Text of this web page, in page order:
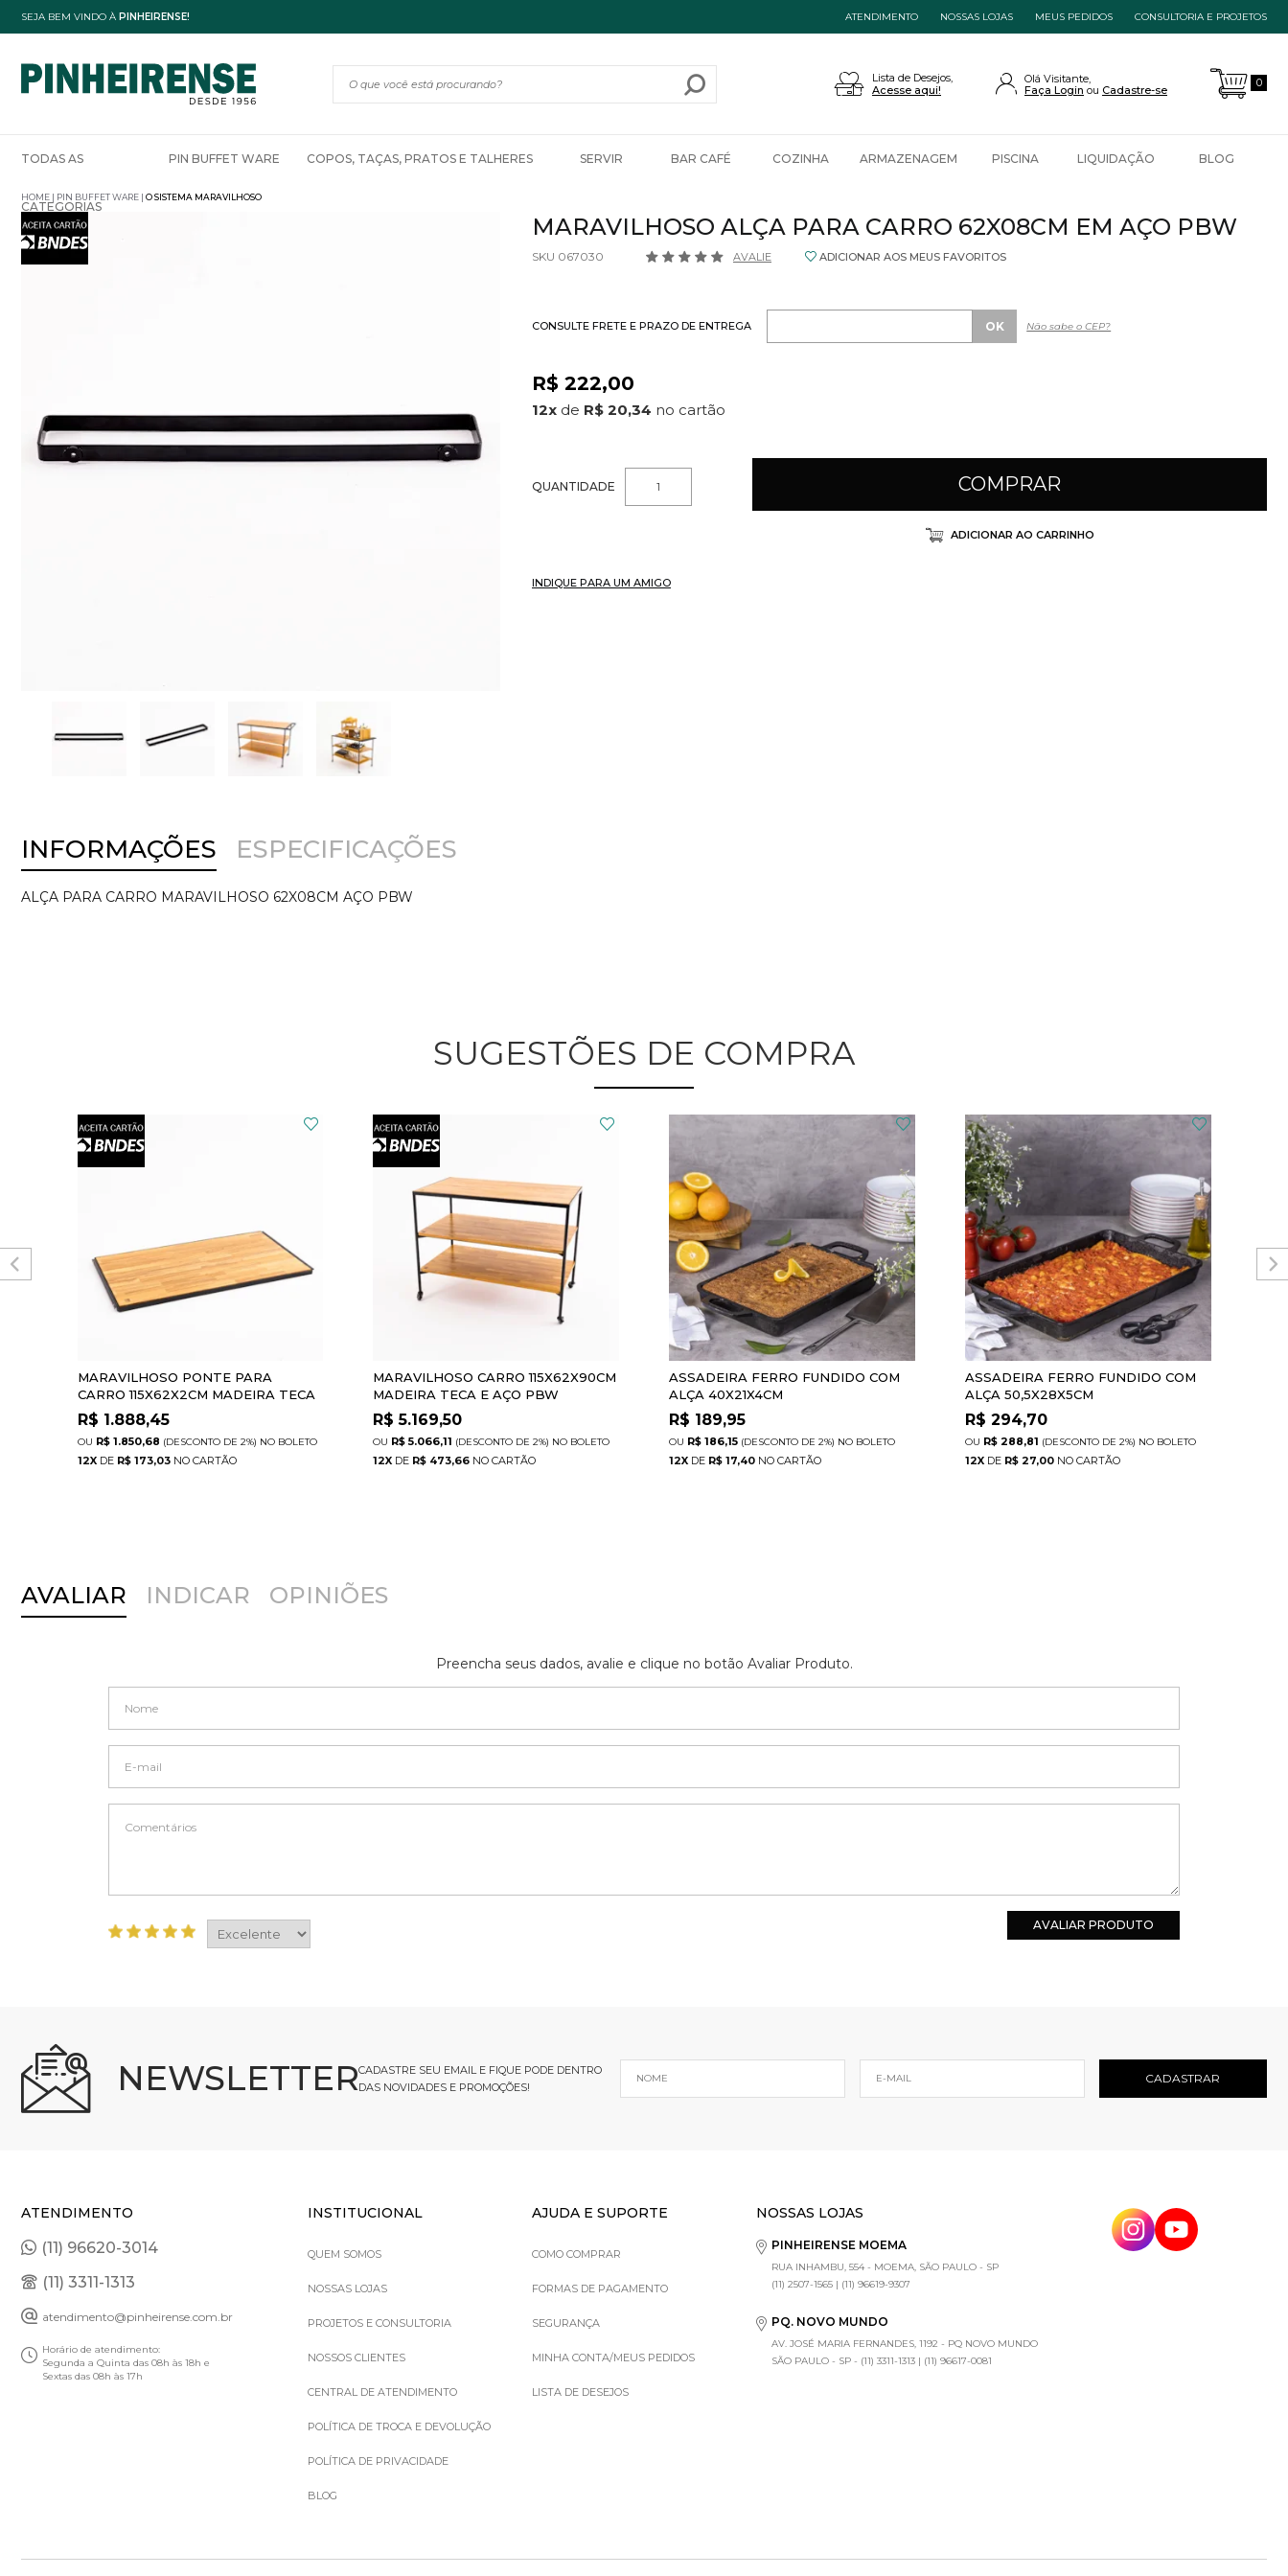
SEJA BEM VINDO À PINHEIRENSE! ATENDIMENTO NOSSAS LOJAS MEUS PEDIDOS CONSULTORIA E PROJETOS
0
Olá Visitante,
Faça Login
Cadastre-se
Lista de Desejos,
Acesse aqui!
TODAS AS
CATEGORIAS
PIN BUFFET WARE COPOS, TAÇAS, PRATOS E TALHERES SERVIR BAR CAFÉ COZINHA ARMAZENAGEM PISCINA LIQUIDAÇÃO BLOG
HOME PIN BUFFET WARE O SISTEMA MARAVILHOSO
MARAVILHOSO ALÇA PARA CARRO 62X08CM EM AÇO PBW
SKU 067030 AVALIE ADICIONAR AOS MEUS FAVORITOS
CONSULTE FRETE E PRAZO DE ENTREGA Não sabe o CEP?
R$ 222,00
12x de R$ 20,34
QUANTIDADE COMPRAR
ADICIONAR AO CARRINHO
INDIQUE PARA UM AMIGO
INFORMAÇÕES ESPECIFICAÇÕES
ALÇA PARA CARRO MARAVILHOSO 62X08CM AÇO PBW
SUGESTÕES DE COMPRA
MARAVILHOSO PONTE PARA
CARRO 115X62X2CM MADEIRA TECA
E AÇO PBW
R$ 1.888,45
R$ 1.850,68 (DESCONTO DE 2%) NO BOLETO
12X DE R$ 173,03
MARAVILHOSO CARRO 115X62X90CM
MADEIRA TECA E AÇO PBW
R$ 5.169,50
R$ 5.066,11 (DESCONTO DE 2%) NO BOLETO
12X DE R$ 473,66
ASSADEIRA FERRO FUNDIDO COM
ALÇA 40X21X4CM
R$ 189,95
R$ 186,15 (DESCONTO DE 2%) NO BOLETO
12X DE R$ 17,40
ASSADEIRA FERRO FUNDIDO COM
ALÇA 50,5X28X5CM
R$ 294,70
R$ 288,81 (DESCONTO DE 2%) NO BOLETO
12X DE R$ 27,00
AVALIAR INDICAR OPINIÕES
Preencha seus dados, avalie e clique no botão Avaliar Produto.
AVALIAR PRODUTO
NEWSLETTERCADASTRE SEU EMAIL E FIQUE PODE DENTRO
DAS NOVIDADES E PROMOÇÕES!
ATENDIMENTO
(11) 96620-3014
(11) 3311-1313
atendimento@pinheirense.com.br
Horário de atendimento:
Segunda a Quinta das 08h às 18h e
Sextas das 08h às 17h
INSTITUCIONAL
QUEM SOMOS
NOSSAS LOJAS
PROJETOS E CONSULTORIA
NOSSOS CLIENTES
CENTRAL DE ATENDIMENTO
POLÍTICA DE TROCA E DEVOLUÇÃO
POLÍTICA DE PRIVACIDADE
BLOG
AJUDA E SUPORTE
COMO COMPRAR
FORMAS DE PAGAMENTO
SEGURANÇA
MINHA CONTA/MEUS PEDIDOS
LISTA DE DESEJOS
NOSSAS LOJAS
PINHEIRENSE MOEMA
RUA INHAMBU, 554 - MOEMA, SÃO PAULO - SP
(11) 2507-1565 | (11) 96619-9307
PQ. NOVO MUNDO
AV. JOSÉ MARIA FERNANDES, 1192 - PQ NOVO MUNDO
SÃO PAULO - SP - (11) 3311-1313 | (11) 96617-0081